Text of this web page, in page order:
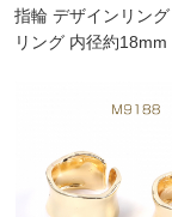
指輪 デザインリン
リング 内径約18mm